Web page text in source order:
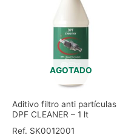
AGOTADO
Aditivo filtro anti partículas
DPF CLEANER – 1 lt
Ref. SK0012001